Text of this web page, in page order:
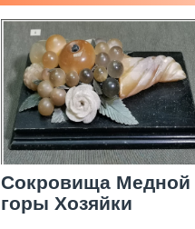
Сокровища Медной
горы Хозяйки